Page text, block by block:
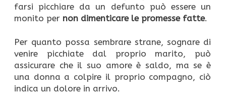
farsi picchiare da un defunto può essere un
monito per non dimenticare le promesse fatte.
Per quanto possa sembrare strane, sognare di
venire picchiate dal proprio marito, può
assicurare che il suo amore è saldo, ma se è
una donna a colpire il proprio compagno, ciò
indica un dolore in arrivo.